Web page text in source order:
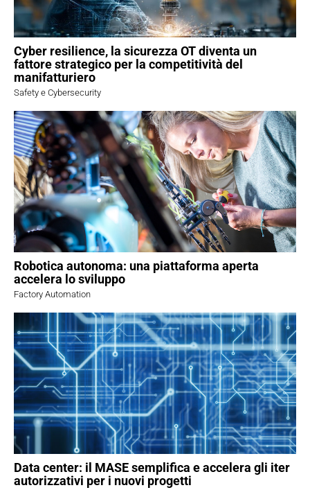
Cyber resilience, la sicurezza OT diventa un
fattore strategico per la competitività del
manifatturiero
Safety e Cybersecurity
Robotica autonoma: una piattaforma aperta
accelera lo sviluppo
Factory Automation
Data center: il MASE semplifica e accelera gli iter
autorizzativi per i nuovi progetti